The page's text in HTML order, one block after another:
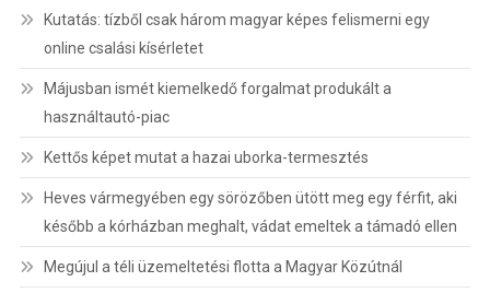
Kutatás: tízből csak három magyar képes felismerni egy
online csalási kísérletet
Májusban ismét kiemelkedő forgalmat produkált a
használtautó-piac
Kettős képet mutat a hazai uborka-termesztés
Heves vármegyében egy sörözőben ütött meg egy férfit, aki
később a kórházban meghalt, vádat emeltek a támadó ellen
Megújul a téli üzemeltetési flotta a Magyar Közútnál